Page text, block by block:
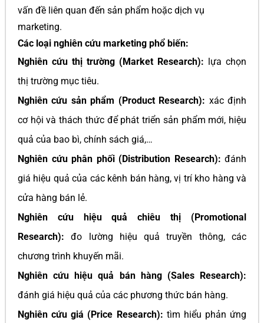
vấn đề liên quan đến sản phẩm hoặc dịch vụ
marketing.
Các loại nghiên cứu marketing phổ biến:
Nghiên cứu thị trường (Market Research): lựa chọn
thị trường mục tiêu.
Nghiên cứu sản phẩm (Product Research): xác định
cơ hội và thách thức để phát triển sản phẩm mới, hiệu
quả của bao bì, chính sách giá,…
Nghiên cứu phân phối (Distribution Research): đánh
giá hiệu quả của các kênh bán hàng, vị trí kho hàng và
cửa hàng bán lẻ.
Nghiên cứu hiệu quả chiêu thị (Promotional
Research): đo lường hiệu quả truyền thông, các
chương trình khuyến mãi.
Nghiên cứu hiệu quả bán hàng (Sales Research):
đánh giá hiệu quả của các phương thức bán hàng.
Nghiên cứu giá (Price Research): tìm hiểu phản ứng